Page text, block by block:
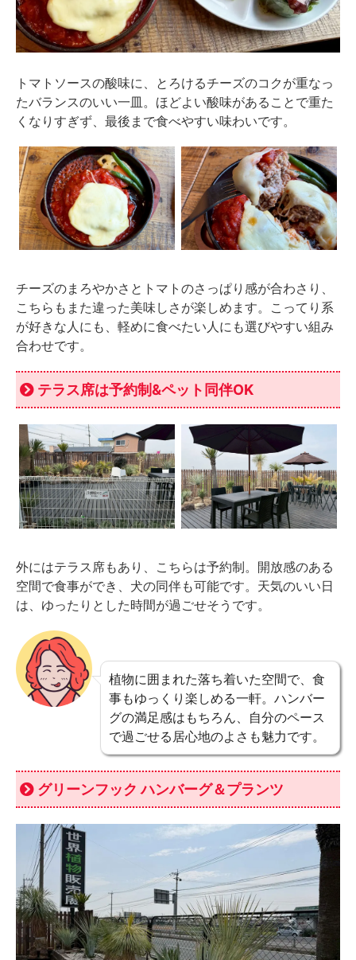
トマトソースの酸味に、とろけるチーズのコクが重なっ
たバランスのいい一皿。ほどよい酸味があることで重た
くなりすぎず、最後まで食べやすい味わいです。
チーズのまろやかさとトマトのさっぱり感が合わさり、
こちらもまた違った美味しさが楽しめます。こってり系
が好きな人にも、軽めに食べたい人にも選びやすい組み
合わせです。
テラス席は予約制&ペット同伴OK
外にはテラス席もあり、こちらは予約制。開放感のある
空間で食事ができ、犬の同伴も可能です。天気のいい日
は、ゆったりとした時間が過ごせそうです。
植物に囲まれた落ち着いた空間で、食
事もゆっくり楽しめる一軒。ハンバー
グの満足感はもちろん、自分のペース
で過ごせる居心地のよさも魅力です。
グリーンフック ハンバーグ＆プランツ